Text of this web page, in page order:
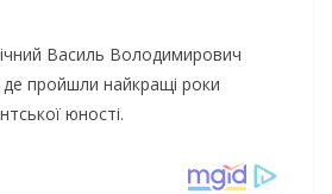
Василь Володимирович
пройшли найкращі роки
юності.